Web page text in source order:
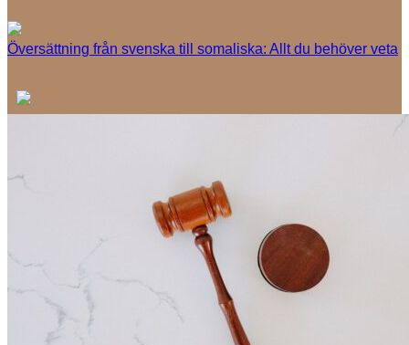
Översättning från svenska till somaliska: Allt du behöver veta